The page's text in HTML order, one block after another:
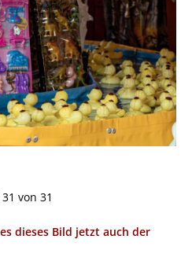
von 31
dieses Bild jetzt auch der